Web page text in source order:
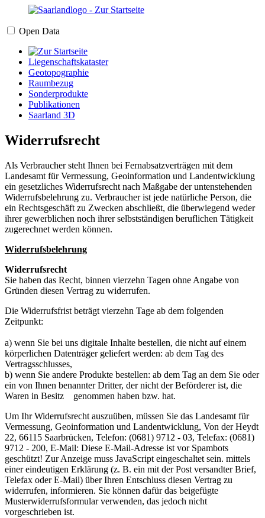
Open Data
Liegenschaftskataster
Geotopographie
Raumbezug
Sonderprodukte
Publikationen
Saarland 3D
Widerrufsrecht
Als Verbraucher steht Ihnen bei Fernabsatzverträgen mit dem
Landesamt für Vermessung, Geoinformation und Landentwicklung
ein gesetzliches Widerrufsrecht nach Maßgabe der untenstehenden
Widerrufsbelehrung zu. Verbraucher ist jede natürliche Person, die
ein Rechtsgeschäft zu Zwecken abschließt, die überwiegend weder
ihrer gewerblichen noch ihrer selbstständigen beruflichen Tätigkeit
zugerechnet werden können.
Widerrufsbelehrung
Widerrufsrecht
Sie haben das Recht, binnen vierzehn Tagen ohne Angabe von
Gründen diesen Vertrag zu widerrufen.
Die Widerrufsfrist beträgt vierzehn Tage ab dem folgenden
Zeitpunkt:
a) wenn Sie bei uns digitale Inhalte bestellen, die nicht auf einem
körperlichen Datenträger geliefert werden: ab dem Tag des
Vertragsschlusses,
b) wenn Sie andere Produkte bestellen: ab dem Tag an dem Sie oder
ein von Ihnen benannter Dritter, der nicht der Beförderer ist, die
Waren in Besitz genommen haben bzw. hat.
Um Ihr Widerrufsrecht auszuüben, müssen Sie das Landesamt für
Vermessung, Geoinformation und Landentwicklung, Von der Heydt
22, 66115 Saarbrücken, Telefon: (0681) 9712 - 03, Telefax: (0681)
9712 - 200, E-Mail: Diese E-Mail-Adresse ist vor Spambots
geschützt! Zur Anzeige muss JavaScript eingeschaltet sein. mittels
einer eindeutigen Erklärung (z. B. ein mit der Post versandter Brief,
Telefax oder E-Mail) über Ihren Entschluss diesen Vertrag zu
widerrufen, informieren. Sie können dafür das beigefügte
Musterwiderrufsformular verwenden, das jedoch nicht
vorgeschrieben ist.